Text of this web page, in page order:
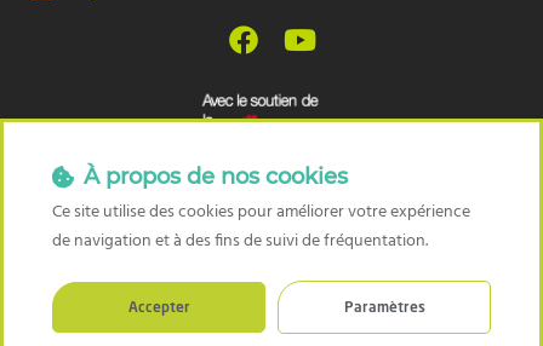
À propos de nos cookies
Ce site utilise des cookies pour améliorer votre expérience
de navigation et à des fins de suivi de fréquentation.
Accepter Paramètres